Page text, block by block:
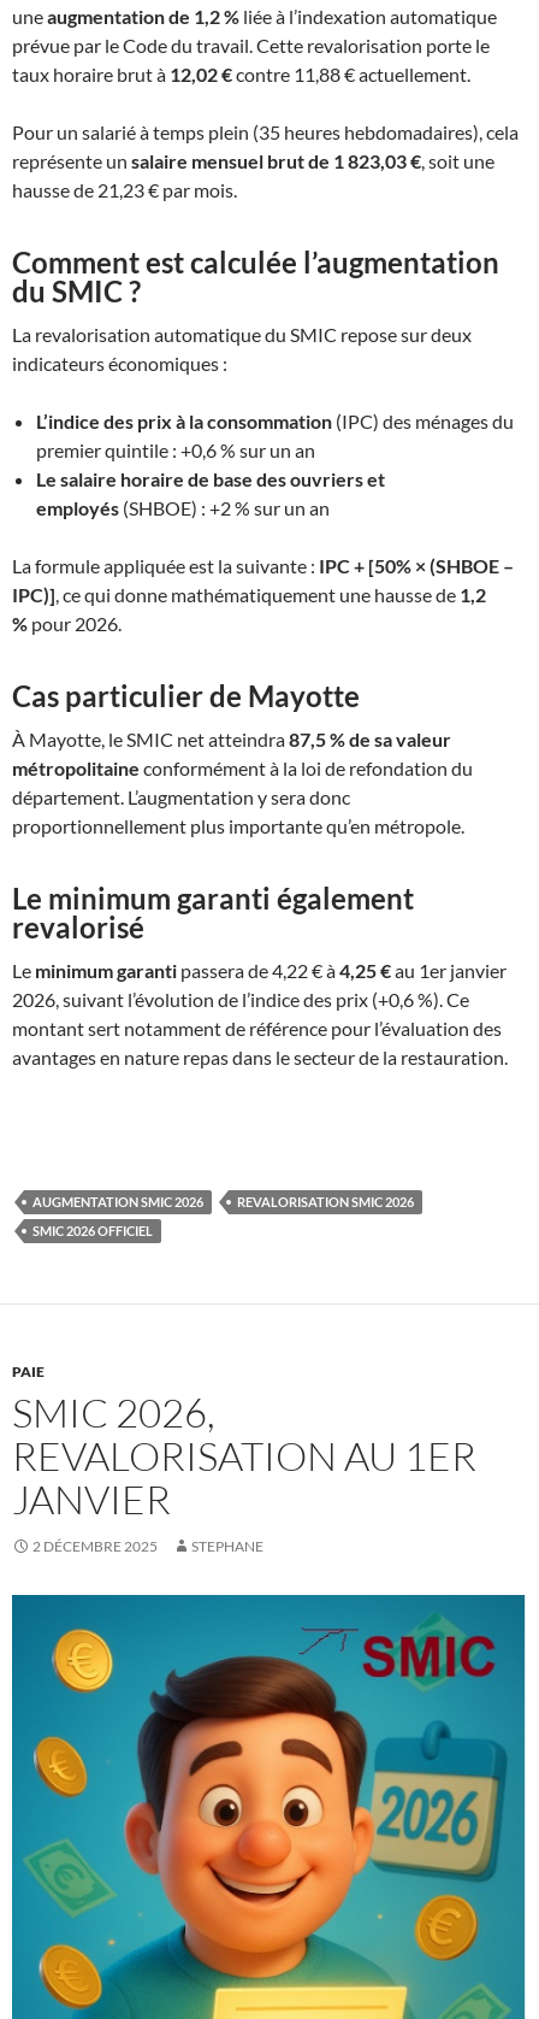
uneaugmentation de 1,2 % liée à l’indexation automatique
prévue par le Code du travail. Cette revalorisation porte le
taux horaire brut à 12,02 €contre 11,88 € actuellement.
Pour un salarié à temps plein (35 heures hebdomadaires), cela
représente un salaire mensuel brut de 1 823,03 € , soit une
hausse de 21,23 € par mois.
Comment est calculée l’augmentation
du SMIC ?
La revalorisation automatique du SMIC repose sur deux
indicateurs économiques :
L’indice des prix à la consommation (IPC) des ménages du
premier quintile : +0,6 % sur un an
Le salaire horaire de base des ouvriers et
employés (SHBOE) : +2 % sur un an
La formule appliquée est la suivante : IPC + [50% × (SHBOE –
IPC)] , ce qui donne mathématiquement une hausse de 1,2
% pour 2026.
Cas particulier de Mayotte
À Mayotte, le SMIC net atteindra87,5 % de sa valeur
métropolitaine conformément à la loi de refondation du
département. L’augmentation y sera donc
proportionnellement plus importante qu’en métropole.
Le minimum garanti également
revalorisé
Le minimum garanti passera de 4,22 € à4,25 €au 1er janvier
2026, suivant l’évolution de l’indice des prix (+0,6 %). Ce
montant sert notamment de référence pour l’évaluation des
avantages en nature repas dans le secteur de la restauration.
AUGMENTATION SMIC 2026
REVALORISATION SMIC 2026
SMIC 2026 OFFICIEL
PAIE
SMIC 2026,
REVALORISATION AU 1ER
JANVIER
2 DÉCEMBRE 2025 STEPHANE